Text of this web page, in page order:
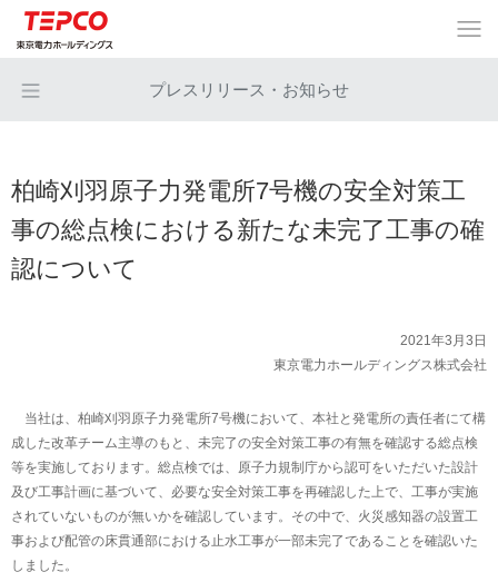
プレスリリース・お知らせ
柏崎刈羽原子力発電所7号機の安全対策工
事の総点検における新たな未完了工事の確
認について
2021年3月3日
東京電力ホールディングス株式会社
当社は、柏崎刈羽原子力発電所7号機において、本社と発電所の責任者にて構
成した改革チーム主導のもと、未完了の安全対策工事の有無を確認する総点検
等を実施しております。総点検では、原子力規制庁から認可をいただいた設計
及び工事計画に基づいて、必要な安全対策工事を再確認した上で、工事が実施
されていないものが無いかを確認しています。その中で、火災感知器の設置工
事および配管の床貫通部における止水工事が一部未完了であることを確認いた
しました。